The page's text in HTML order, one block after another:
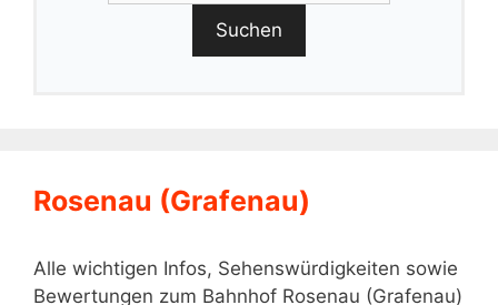
Suchen
Rosenau (Grafenau)
Alle wichtigen Infos, Sehenswürdigkeiten sowie
Bewertungen zum Bahnhof Rosenau (Grafenau)